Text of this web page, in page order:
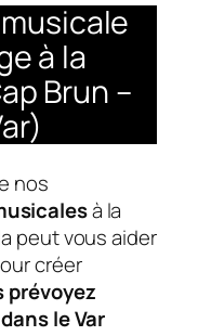
à la
Brun –
nos
à la
peut vous aider
créer
prévoyez
le Var